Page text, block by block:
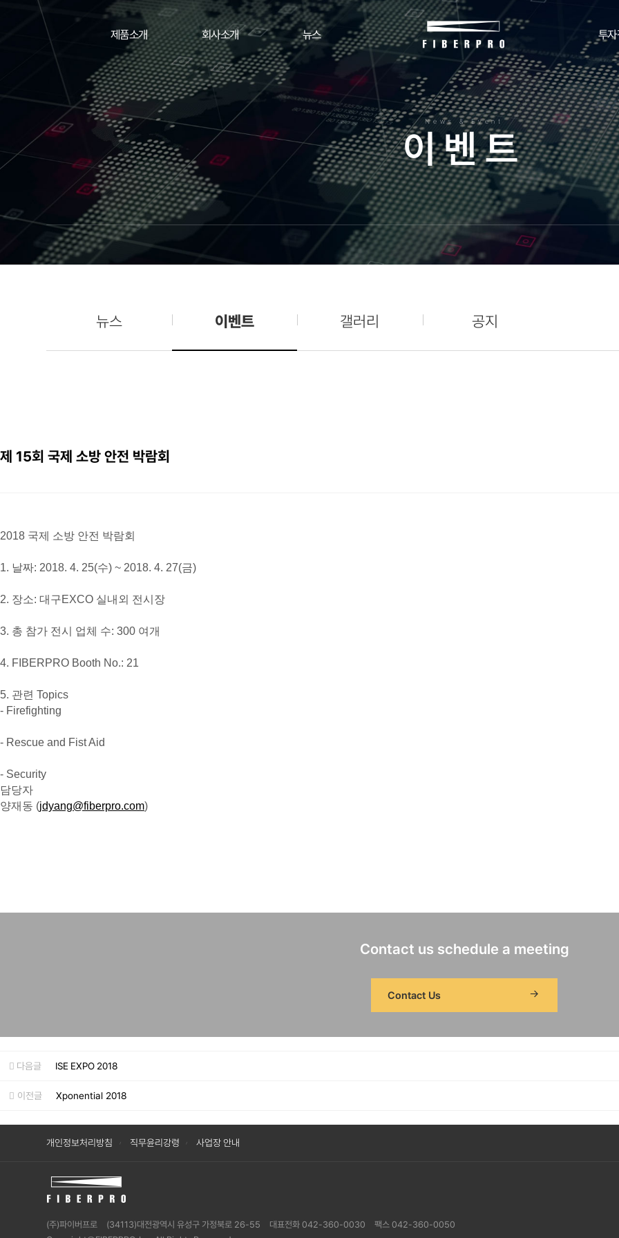
제품소개 회사소개 뉴스 투
News & Event
이벤트
뉴스 이벤트 갤러리 공지
제 15회 국제 소방 안전 박람회
2018 국제 소방 안전 박람회
1. 날짜: 2018. 4. 25(수) ~ 2018. 4. 27(금)
2. 장소: 대구EXCO 실내외 전시장
3. 총 참가 전시 업체 수: 300 여개
4. FIBERPRO Booth No.: 21
5. 관련 Topics
- Firefighting
- Rescue and Fist Aid
- Security
담당자
양재동 (jdyang@fiberpro.com)
Contact us schedule a meeting
Contact Us
다음글 ISE EXPO 2018
이전글 Xponential 2018
개인정보처리방침 직무윤리강령 사업장 안내
(주)파이버프로 (34113)대전광역시 유성구 가정북로 26-55 대표전화 042-360-0030
팩스 042-360-0050